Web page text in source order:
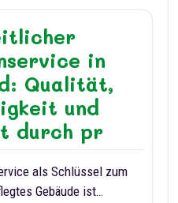
in
Qualität,
und
durch pr
als Schlüssel zum
Gebäude ist…